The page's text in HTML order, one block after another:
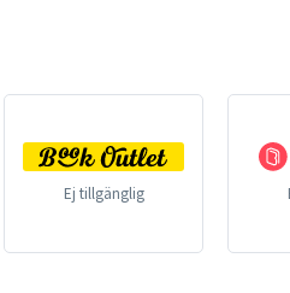
Ej tillgänglig